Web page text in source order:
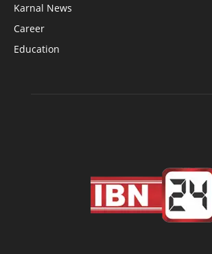
Karnal News
Career
Education